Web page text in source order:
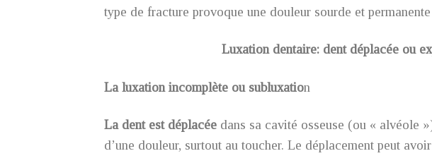
type de fracture provoque une douleur sourde et
Luxation dentaire: dent déplacée ou
La luxation incomplète ou subluxation
La dent est déplacée dans sa cavité osseuse (ou « alvéole
d’une douleur, surtout au toucher. Le déplacement peut